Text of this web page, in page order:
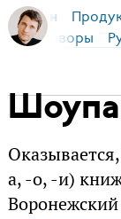
Бирман
Переговоры
а, -о, -и)